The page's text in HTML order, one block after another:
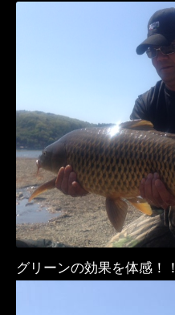
グリーンの効果を体感！！